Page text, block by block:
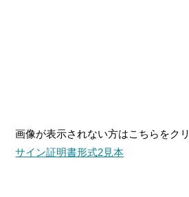
画像が表示されない方はこちらをク
サイン証明書形式2見本